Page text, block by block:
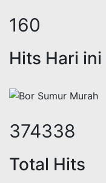
197
Hits Hari ini
456891
Total Hits